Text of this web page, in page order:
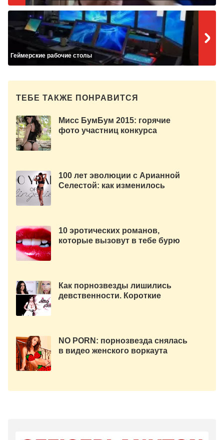
Геймерские рабочие столы
ТЕБЕ ТАКЖЕ ПОНРАВИТСЯ
Мисс БумБум 2015: горячие
фото участниц конкурса
100 лет эволюции с Арианной
Селестой: как изменилось
10 эротических романов,
которые вызовут в тебе бурю
Как порнозвезды лишились
девственности. Короткие
NO PORN: порнозвезда снялась
в видео женского воркаута